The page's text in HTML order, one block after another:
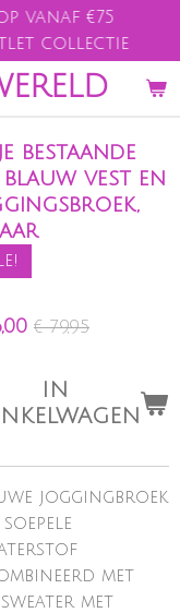
vanaf €75
collectie
bestaande
vest en
€ 79,95
IN
joggingbroek
met
sweater met